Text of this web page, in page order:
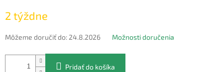
cena:
2 týždne
Môžeme doručiť do:24.8.2026 Možnosti doručenia
Pridať do košíka